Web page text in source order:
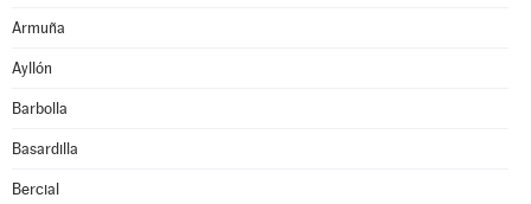
Armuña
Ayllón
Barbolla
Basardilla
Bercial